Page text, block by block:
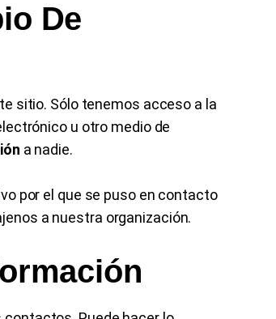
De
sitio. Sólo tenemos acceso a la
u otro medio de
a nadie.
por el que se puso en contacto
a nuestra organización.